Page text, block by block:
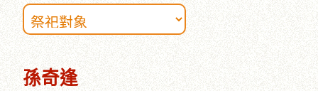
:::
孫奇逢